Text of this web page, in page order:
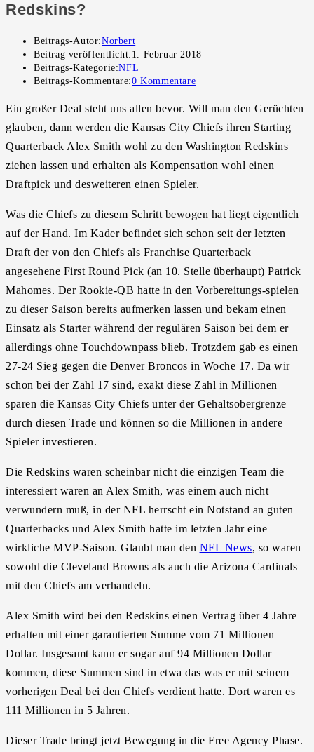
Redskins?
Beitrags-Autor:Norbert
Beitrag veröffentlicht: 1. Februar 2018
Beitrags-Kategorie:NFL
Beitrags-Kommentare:0 Kommentare
Ein großer Deal steht uns allen bevor. Will man den Gerüchten
glauben, dann werden die Kansas City Chiefs ihren Starting
Quarterback Alex Smith wohl zu den Washington Redskins
ziehen lassen und erhalten als Kompensation wohl einen
Draftpick und desweiteren einen Spieler.
Was die Chiefs zu diesem Schritt bewogen hat liegt eigentlich
auf der Hand. Im Kader befindet sich schon seit der letzten
Draft der von den Chiefs als Franchise Quarterback
angesehene First Round Pick (an 10. Stelle überhaupt) Patrick
Mahomes. Der Rookie-QB hatte in den Vorbereitungs-spielen
zu dieser Saison bereits aufmerken lassen und bekam einen
Einsatz als Starter während der regulären Saison bei dem er
allerdings ohne Touchdownpass blieb. Trotzdem gab es einen
27-24 Sieg gegen die Denver Broncos in Woche 17. Da wir
schon bei der Zahl 17 sind, exakt diese Zahl in Millionen
sparen die Kansas City Chiefs unter der Gehaltsobergrenze
durch diesen Trade und können so die Millionen in andere
Spieler investieren.
Die Redskins waren scheinbar nicht die einzigen Team die
interessiert waren an Alex Smith, was einem auch nicht
verwundern muß, in der NFL herrscht ein Notstand an guten
Quarterbacks und Alex Smith hatte im letzten Jahr eine
wirkliche MVP-Saison. Glaubt man den NFL News, so waren
sowohl die Cleveland Browns als auch die Arizona Cardinals
mit den Chiefs am verhandeln.
Alex Smith wird bei den Redskins einen Vertrag über 4 Jahre
erhalten mit einer garantierten Summe vom 71 Millionen
Dollar. Insgesamt kann er sogar auf 94 Millionen Dollar
kommen, diese Summen sind in etwa das was er mit seinem
vorherigen Deal bei den Chiefs verdient hatte. Dort waren es
111 Millionen in 5 Jahren.
Dieser Trade bringt jetzt Bewegung in die Free Agency Phase.